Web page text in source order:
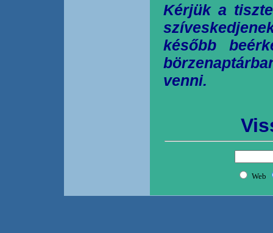
Kérjük a
később
venni.